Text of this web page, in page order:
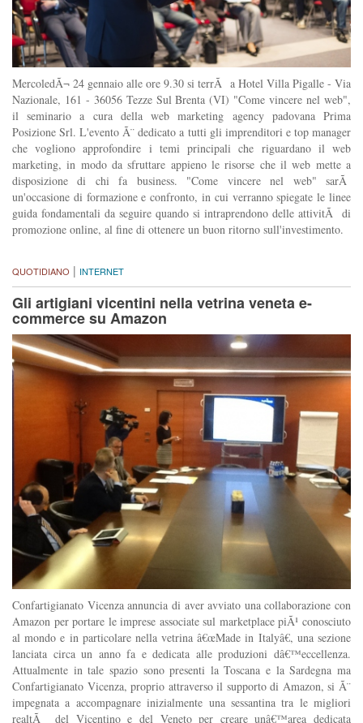
MercoledÃ¬ 24 gennaio alle ore 9.30 si terrÃ a Hotel Villa Pigalle - Via
Nazionale, 161 - 36056 Tezze Sul Brenta (VI) "Come vincere nel web",
il seminario a cura della web marketing agency padovana Prima
Posizione Srl. L'evento Ã¨ dedicato a tutti gli imprenditori e top manager
che vogliono approfondire i temi principali che riguardano il web
marketing, in modo da sfruttare appieno le risorse che il web mette a
disposizione di chi fa business. "Come vincere nel web" sarÃ
un'occasione di formazione e confronto, in cui verranno spiegate le linee
guida fondamentali da seguire quando si intraprendono delle attivitÃ di
promozione online, al fine di ottenere un buon ritorno sull'investimento.
QUOTIDIANO | INTERNET
Gli artigiani vicentini nella vetrina veneta e-
commerce su Amazon
Confartigianato Vicenza annuncia di aver avviato una collaborazione con
Amazon per portare le imprese associate sul marketplace piÃ¹ conosciuto
al mondo e in particolare nella vetrina â€œMade in Italyâ€, una sezione
lanciata circa un anno fa e dedicata alle produzioni dâ€™eccellenza.
Attualmente in tale spazio sono presenti la Toscana e la Sardegna ma
Confartigianato Vicenza, proprio attraverso il supporto di Amazon, si Ã¨
impegnata a accompagnare inizialmente una sessantina tra le migliori
realtÃ del Vicentino e del Veneto per creare unâ€™area dedicata